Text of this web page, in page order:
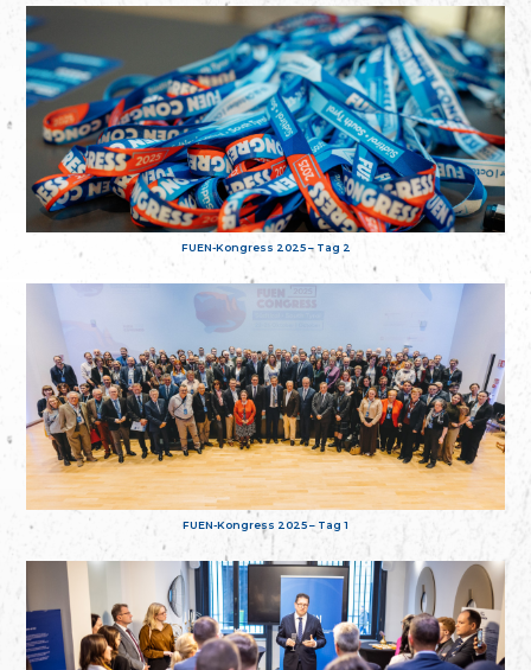
FUEN-Kongress 2025 – Tag 2
FUEN-Kongress 2025 – Tag 1